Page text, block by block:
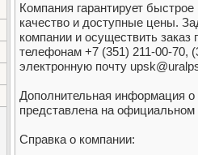
Компания гарантирует
качество и доступные цены.
компании и осуществить
телефонам +7 (351) 211-00-70,
электронную почту
Дополнительная информация
представлена на
Справка о компании: